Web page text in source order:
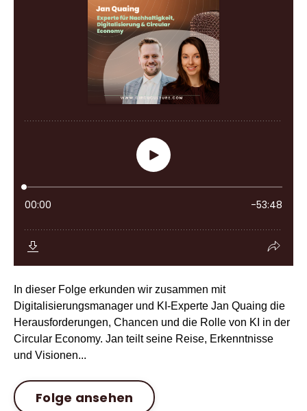
In dieser Folge erkunden wir zusammen mit
Digitalisierungsmanager und KI-Experte Jan Quaing die
Herausforderungen, Chancen und die Rolle von KI in der
Circular Economy. Jan teilt seine Reise, Erkenntnisse
und Visionen...
Folge ansehen